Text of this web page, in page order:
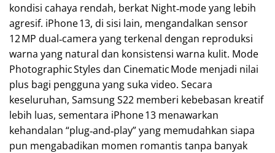
kondisi cahaya rendah, berkat Night‑mode yang lebih
agresif. iPhone 13, di sisi lain, mengandalkan sensor
12 MP dual‑camera yang terkenal dengan reproduksi
warna yang natural dan konsistensi warna kulit. Mode
Photographic Styles dan Cinematic Mode menjadi nilai
plus bagi pengguna yang suka video. Secara
keseluruhan, Samsung S22 memberi kebebasan kreatif
lebih luas, sementara iPhone 13 menawarkan
kehandalan “plug‑and‑play” yang memudahkan siapa
pun mengabadikan momen romantis tanpa banyak